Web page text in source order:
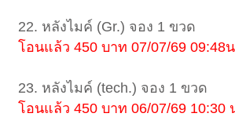
22. หลังไมค์ (Gr.) จอง 1 ขวด
โอนแล้ว 450 บาท 07/07/69 09:48
23. หลังไมค์ (tech.) จอง 1 ขวด
โอนแล้ว 450 บาท 06/07/69 10:30